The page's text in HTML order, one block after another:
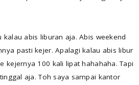
kalau abis liburan aja. Abis weekend
pasti kejer. Apalagi kalau abis libur
kejernya 100 kali lipat hahahaha. Tapi
aja. Toh saya sampai kantor